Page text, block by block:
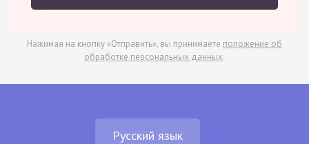
Нажимая на кнопку «Отправить», вы принимаете положение об
обработке персональных данных.
Русский язык